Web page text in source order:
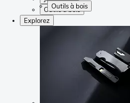
Outils à bois
Outils à bois
Explorez